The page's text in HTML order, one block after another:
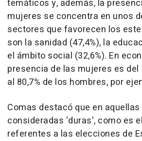
temáticos y, además, la
mujeres se concentra en unos
sectores que favorecen los
son la sanidad (47,4%), la
el ámbito social (32,6%). En
presencia de las mujeres es del
al 80,7% de los hombres, por
Comas destacó que en
consideradas 'duras', como es
referentes a las elecciones de